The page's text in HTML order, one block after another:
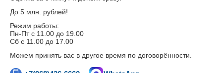
До 5 млн. рублей!
Режим работы:
Пн-Пт c 11.00 до 19.00
Сб с 11.00 до 17.00
Можем принять вас в другое время по договорённости.